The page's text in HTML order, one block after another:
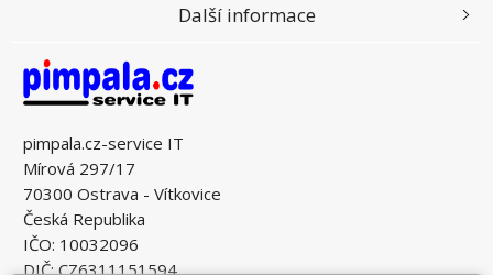
pimpala.cz-service IT
Mírová 297/17
70300 Ostrava - Vítkovice
Česká Republika
IČO: 10032096
DIČ: CZ6311151594
Další informace